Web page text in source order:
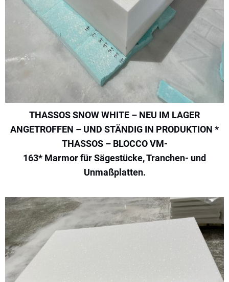
THASSOS SNOW WHITE – NEU IM LAGER
ANGETROFFEN – UND STÄNDIG IN PRODUKTION *
THASSOS – BLOCCO VM-
163* Marmor für Sägestücke, Tranchen- und
Unmaßplatten.